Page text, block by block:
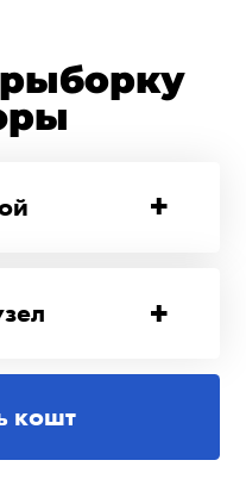
+
+
кошт